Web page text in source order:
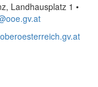
Landhausplatz 1 •